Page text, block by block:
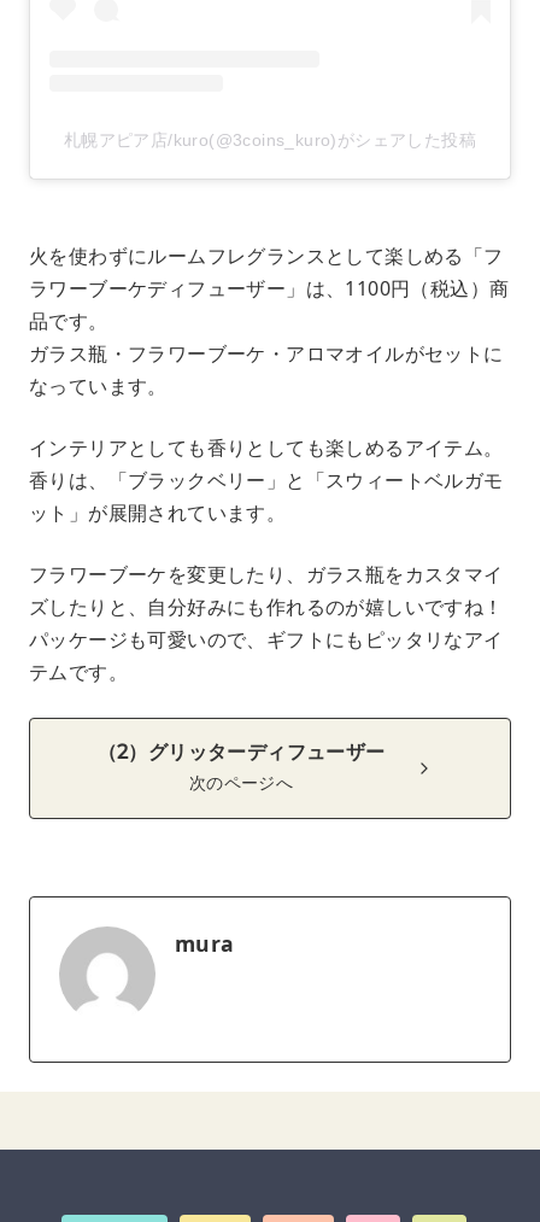
札幌アピア店/kuro(@3coins_kuro)がシェアした投稿
火を使わずにルームフレグランスとして楽しめる「フ
ラワーブーケディフューザー」は、1100円（税込）商
品です。
ガラス瓶・フラワーブーケ・アロマオイルがセットに
なっています。
インテリアとしても香りとしても楽しめるアイテム。
香りは、「ブラックベリー」と「スウィートベルガモ
ット」が展開されています。
フラワーブーケを変更したり、ガラス瓶をカスタマイ
ズしたりと、自分好みにも作れるのが嬉しいですね！
パッケージも可愛いので、ギフトにもピッタリなアイ
テムです。
（2）グリッターディフューザー
次のページへ
mura